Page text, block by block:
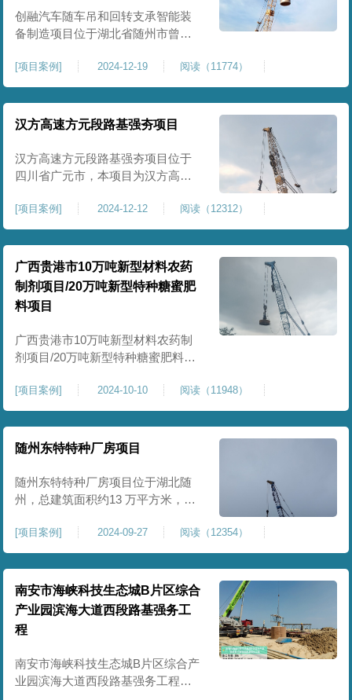
临近建筑物的场地界限开挖减震沟
创融汽车随车吊和回转支承智能装
备制造项目位于湖北省随州市曾都
套设置，本次对主要对项目生产车
间区域进行强夯施工，面积约为
20000平方米，要求经强夯后地基承
载力不低于140Kpa。康尚强夯公司
场，设备型号为ZRYG3500C，施工
作业人员按照设计严格施工。
[项目案例] 2024-12-19 阅读（11774）
汉方高速方元段路基强夯项目
汉方高速方元段路基强夯项目位于
四川省广元市，本项目为汉方高速
240000平方米，施工周期长，待路
基回填达到设计标高后，强夯施工
一次。我司于土方单位交叉作业。
康尚强夯公司于2024年10月20日安
排设备人员进场，按照图纸设计施
工。
[项目案例] 2024-12-12 阅读（12312）
广西贵港市10万吨新型材料农药
制剂项目/20万吨新型特种糖蜜肥
料项目
广西贵港市10万吨新型材料农药制
剂项目/20万吨新型特种糖蜜肥料项
期施工，一期为10万吨新型材料农
药制剂项目施工，二期为20万吨新
型特种糖蜜肥料项目，两期项目都
采用基础承台加强夯和普通强夯施
使用要求，单独对基础承台位置地
基进行置换加强夯，其他区域采用
[项目案例] 2024-10-10 阅读（11948）
随州东特特种厂房项目
随州东特特种厂房项目位于湖北随
州，总建筑面积约13 万平方米，为
载力与均匀性要求严苛。项目于
2024 年 9 月正式开工，地基处理采
用高能级强夯施工工艺，通过大吨
位重锤动力固结，全面提升场地密
实度与承载性能，满足重载车间、
设备基础与行车轨道的长期稳定运
行要求。项目严格遵循强夯地基处
[项目案例] 2024-09-27 阅读（12354）
南安市海峡科技生态城B片区综合
产业园滨海大道西段路基强务工
程
南安市海峡科技生态城B片区综合产
业园滨海大道西段路基强务工程位